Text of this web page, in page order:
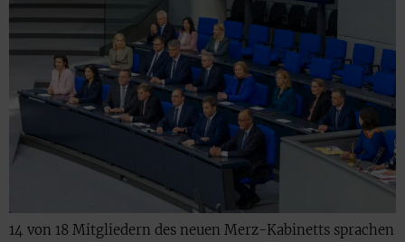
14 von 18 Mitgliedern des neuen Merz-Kabinetts sprachen